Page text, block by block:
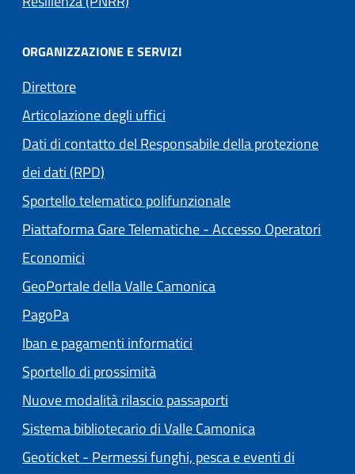
ORGANIZZAZIONE E SERVIZI
Direttore
Articolazione degli uffici
Dati di contatto del Responsabile della protezione
dei dati (RPD)
Sportello telematico polifunzionale
Piattaforma Gare Telematiche - Accesso Operatori
Economici
GeoPortale della Valle Camonica
PagoPa
Iban e pagamenti informatici
Sportello di prossimità
Nuove modalità rilascio passaporti
Sistema bibliotecario di Valle Camonica
Geoticket - Permessi funghi, pesca e eventi di